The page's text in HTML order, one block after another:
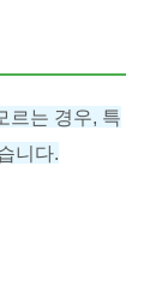
르는 경우, 특
니다.